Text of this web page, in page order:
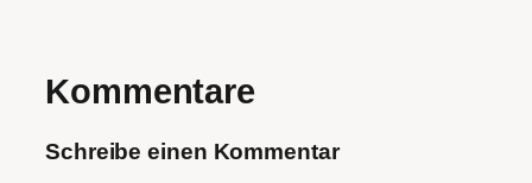
Kommentare
Schreibe einen Kommentar